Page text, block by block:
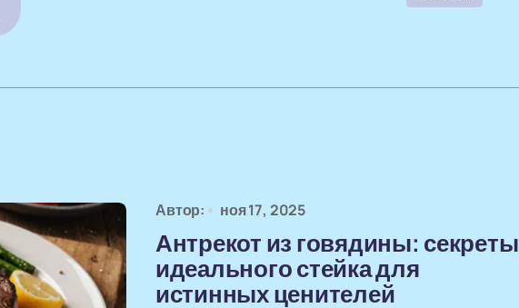
Автор: ноя 17, 2025
Антрекот из говядины: секреты
идеального стейка для
истинных ценителей